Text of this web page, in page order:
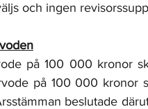
och ingen
på 100 000 kronor
på 100 000 kronor
beslutade